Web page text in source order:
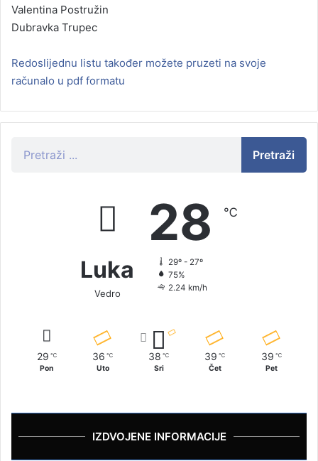
Valentina Postružin
Dubravka Trupec
Redoslijednu listu također možete pruzeti na svoje
računalo u pdf formatu
Pretraži
Luka
Vedro
28 ℃
29º - 27º
75%
2.24 km/h
29 ℃
Pon
36 ℃
Uto
38 ℃
Sri
39 ℃
Čet
39 ℃
Pet
IZDVOJENE INFORMACIJE